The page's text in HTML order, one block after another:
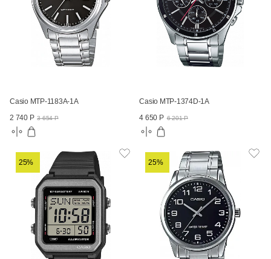
Casio MTP-1183A-1A
2 740 Р 3 654 Р
Casio MTP-1374D-1A
4 650 Р 6 201 Р
25% 25%